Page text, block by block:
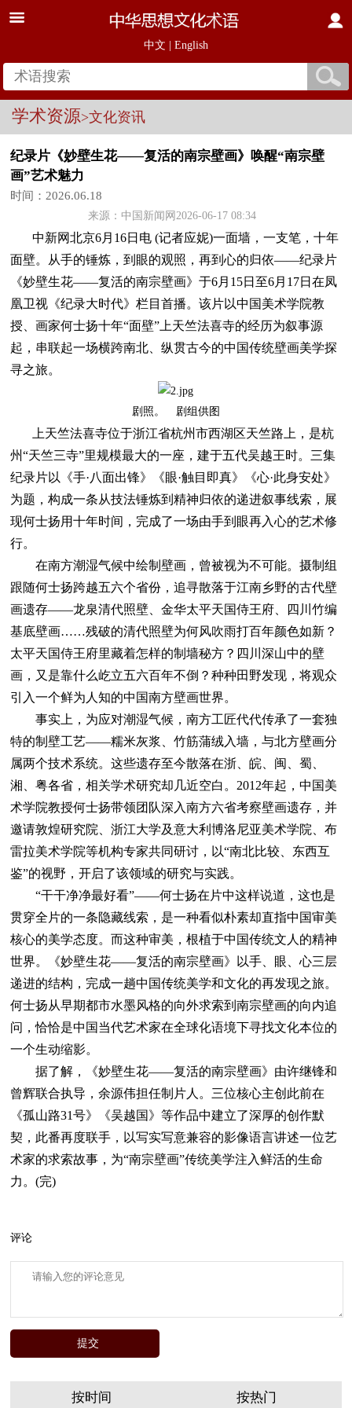
中文 English
学术资源>文化资讯
纪录片《妙壁生花——复活的南宗壁画》唤醒“南宗壁
画”艺术魅力
时间：2026.06.18
来源： 中国新闻网 2026-06-17 08:34
中新网北京6月16日电 (记者应妮)一面墙，一支笔，十年
面壁。从手的锤炼，到眼的观照，再到心的归依——纪录片
《妙壁生花——复活的南宗壁画》于6月15日至6月17日在凤
凰卫视《纪录大时代》栏目首播。该片以中国美术学院教
授、画家何士扬十年“面壁”上天竺法喜寺的经历为叙事源
起，串联起一场横跨南北、纵贯古今的中国传统壁画美学探
寻之旅。
剧照。 剧组供图
上天竺法喜寺位于浙江省杭州市西湖区天竺路上，是杭
州“天竺三寺”里规模最大的一座，建于五代吴越王时。三集
纪录片以《手·八面出锋》《眼·触目即真》《心·此身安处》
为题，构成一条从技法锤炼到精神归依的递进叙事线索，展
现何士扬用十年时间，完成了一场由手到眼再入心的艺术修
行。
在南方潮湿气候中绘制壁画，曾被视为不可能。摄制组
跟随何士扬跨越五六个省份，追寻散落于江南乡野的古代壁
画遗存——龙泉清代照壁、金华太平天国侍王府、四川竹编
基底壁画……残破的清代照壁为何风吹雨打百年颜色如新？
太平天国侍王府里藏着怎样的制墙秘方？四川深山中的壁
画，又是靠什么屹立五六百年不倒？种种田野发现，将观众
引入一个鲜为人知的中国南方壁画世界。
事实上，为应对潮湿气候，南方工匠代代传承了一套独
特的制壁工艺——糯米灰浆、竹筋蒲绒入墙，与北方壁画分
属两个技术系统。这些遗存至今散落在浙、皖、闽、蜀、
湘、粤各省，相关学术研究却几近空白。2012年起，中国美
术学院教授何士扬带领团队深入南方六省考察壁画遗存，并
邀请敦煌研究院、浙江大学及意大利博洛尼亚美术学院、布
雷拉美术学院等机构专家共同研讨，以“南北比较、东西互
鉴”的视野，开启了该领域的研究与实践。
“干干净净最好看”——何士扬在片中这样说道，这也是
贯穿全片的一条隐藏线索，是一种看似朴素却直指中国审美
核心的美学态度。而这种审美，根植于中国传统文人的精神
世界。《妙壁生花——复活的南宗壁画》以手、眼、心三层
递进的结构，完成一趟中国传统美学和文化的再发现之旅。
何士扬从早期都市水墨风格的向外求索到南宗壁画的向内追
问，恰恰是中国当代艺术家在全球化语境下寻找文化本位的
一个生动缩影。
据了解，《妙壁生花——复活的南宗壁画》由许继锋和
曾辉联合执导，余源伟担任制片人。三位核心主创此前在
《孤山路31号》《吴越国》等作品中建立了深厚的创作默
契，此番再度联手，以写实写意兼容的影像语言讲述一位艺
术家的求索故事，为“南宗壁画”传统美学注入鲜活的生命
力。(完)
评论
按时间 按热门